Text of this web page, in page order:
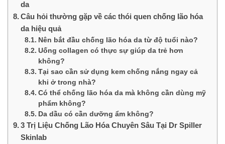
da
Câu hỏi thường gặp về các thói quen chống lão hóa
da hiệu quả
Nên bắt đầu chống lão hóa da từ độ tuổi nào?
Uống collagen có thực sự giúp da trẻ hơn
không?
Tại sao cần sử dụng kem chống nắng ngay cả
khi ở trong nhà?
Có thể chống lão hóa da mà không cần dùng mỹ
phẩm không?
Da dầu có cần dưỡng ẩm không?
3 Trị Liệu Chống Lão Hóa Chuyên Sâu Tại Dr Spiller
Skinlab